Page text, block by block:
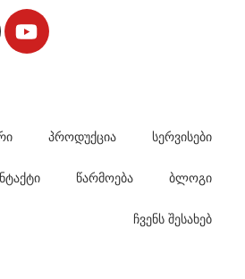
პროდუქცია სერვისები
წარმოება ბლოგი
ჩვენს შესახებ